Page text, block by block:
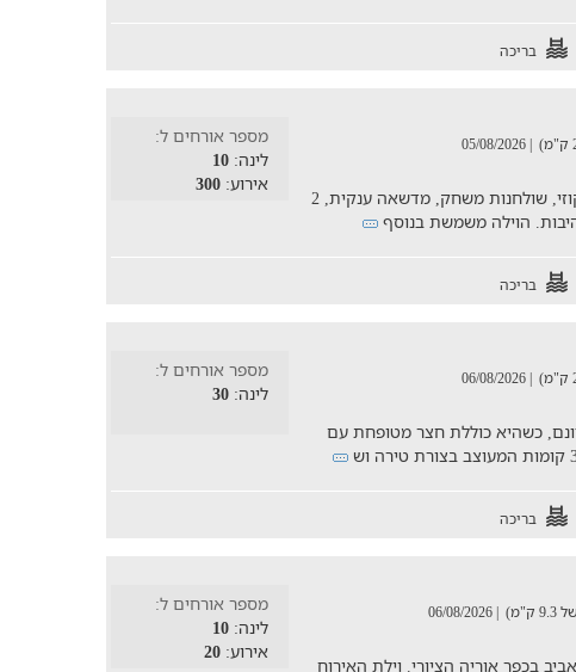
בריכה
| 05/08/2026
וילה ארטמיס מציעה בריכה פרטית, ג'קוזי, שולחנות משחק, מדשאה ענקית, 2
מספר אורחים ל:
לינה:10
אירוע:300
בריכה
| 06/08/2026
פאר יוקרתית הנפרשת על פני 2 דונם, כשהיא כוללת חצר מטופחת עם
מספר אורחים ל:
לינה:30
בריכה
| 06/08/2026
בכפר אוריה הציורי. וילת האירוח
מספר אורחים ל:
לינה:10
אירוע:20